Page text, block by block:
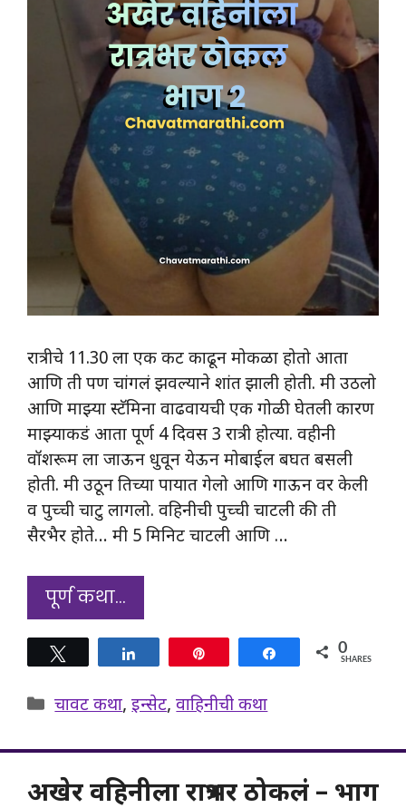
रात्रीचे 11.30 ला एक कट काढून मोकळा होतो आता
आणि ती पण चांगलं झवल्याने शांत झाली होती. मी उठलो
आणि माझ्या स्टॅमिना वाढवायची एक गोळी घेतली कारण
माझ्याकडं आता पूर्ण 4 दिवस 3 रात्री होत्या. वहीनी
वॉशरूम ला जाऊन धुवून येऊन मोबाईल बघत बसली
होती. मी उठून तिच्या पायात गेलो आणि गाऊन वर केली
व पुच्ची चाटु लागलो. वहिनीची पुच्ची चाटली की ती
सैरभैर होते… मी 5 मिनिट चाटली आणि …
पूर्ण कथा…
Share 0
SHARES
Categories
चावट कथा,इन्सेट,वाहिनीची कथा
अखेर वहिनीला रात्रभर ठोकलं – भाग